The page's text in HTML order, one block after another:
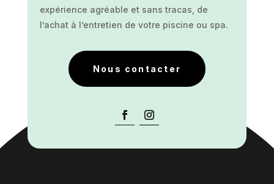
expérience agréable et sans tracas, de
l’achat à l’entretien de votre piscine ou spa.
Nous contacter